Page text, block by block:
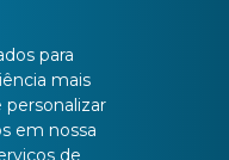
para
mais
personalizar
em nossa
de